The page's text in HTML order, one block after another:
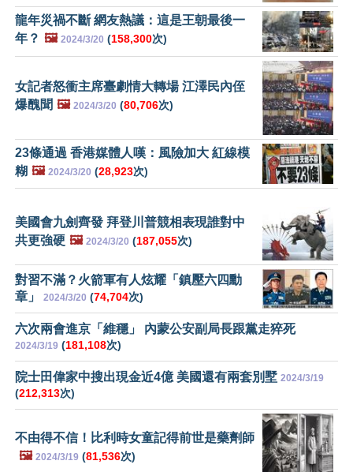
龍年災禍不斷 網友熱議：這是王朝最後一
年？ 🖼️ 2024/3/20 (158,300次)
女記者怒衝主席臺劇情大轉場 江澤民內侄
爆醜聞 🖼️ 2024/3/20 (80,706次)
23條通過 香港媒體人嘆：風險加大 紅線模
糊 🖼️ 2024/3/20 (28,923次)
美國會九劍齊發 拜登川普競相表現誰對中
共更強硬 🖼️ 2024/3/20 (187,055次)
對習不滿？火箭軍有人炫耀「鎮壓六四勳
章」
2024/3/20 (74,704次)
六次兩會進京「維穩」 內蒙公安副局長跟黨走猝死
2024/3/19 (181,108次)
院士田偉家中搜出現金近4億 美國還有兩套別墅 2024/3/19
(212,313次)
不由得不信！比利時女童記得前世是藥劑師
🖼️ 2024/3/19 (81,536次)